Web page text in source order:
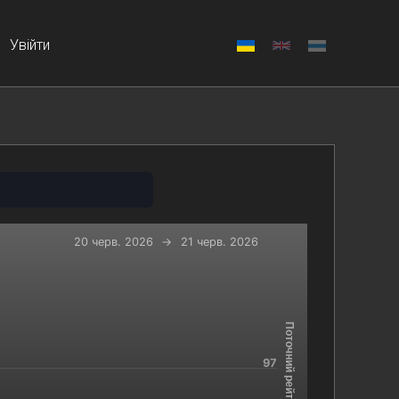
Увійти
Поточний рейтинг
20 черв. 2026 → 21 черв. 2026
97